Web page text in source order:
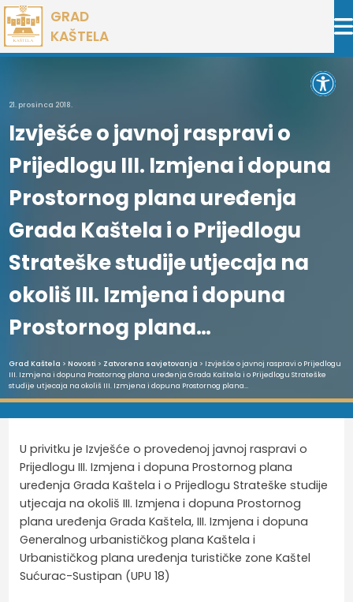
Preskoči
na
sadržaj
GRAD
KAŠTELA
21. prosinca 2018.
Izvješće o javnoj raspravi o
Prijedlogu III. Izmjena i dopuna
Prostornog plana uređenja
Grada Kaštela i o Prijedlogu
Strateške studije utjecaja na
okoliš III. Izmjena i dopuna
Prostornog plana…
Grad Kaštela > Novosti > Zatvorena savjetovanja > Izvješće o javnoj raspravi o Prijedlogu
III. Izmjena i dopuna Prostornog plana uređenja Grada Kaštela i o Prijedlogu Strateške
studije utjecaja na okoliš III. Izmjena i dopuna Prostornog plana…
U privitku je Izvješće o provedenoj javnoj raspravi o
Prijedlogu III. Izmjena i dopuna Prostornog plana
uređenja Grada Kaštela i o Prijedlogu Strateške studije
utjecaja na okoliš III. Izmjena i dopuna Prostornog
plana uređenja Grada Kaštela, III. Izmjena i dopuna
Generalnog urbanističkog plana Kaštela i
Urbanističkog plana uređenja turističke zone Kaštel
Sućurac-Sustipan (UPU 18)